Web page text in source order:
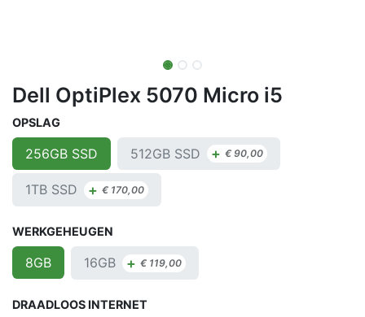
Dell OptiPlex 5070 Micro i5
OPSLAG
256GB SSD 512GB SSD + €90,00
1TB SSD + € 170,00
WERKGEHEUGEN
8GB 16GB + € 119,00
DRAADLOOS INTERNET